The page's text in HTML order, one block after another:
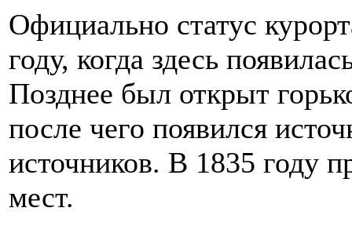
Официально статус
году, когда здесь
Позднее был открыт
после чего появился
источников. В 1835 году
мест.